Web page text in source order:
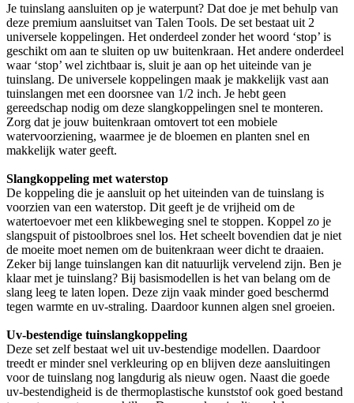
Je tuinslang aansluiten op je waterpunt? Dat doe je met behulp van
deze premium aansluitset van Talen Tools. De set bestaat uit 2
universele koppelingen. Het onderdeel zonder het woord ‘stop’ is
geschikt om aan te sluiten op uw buitenkraan. Het andere onderdeel
waar ‘stop’ wel zichtbaar is, sluit je aan op het uiteinde van je
tuinslang. De universele koppelingen maak je makkelijk vast aan
tuinslangen met een doorsnee van 1/2 inch. Je hebt geen
gereedschap nodig om deze slangkoppelingen snel te monteren.
Zorg dat je jouw buitenkraan omtovert tot een mobiele
watervoorziening, waarmee je de bloemen en planten snel en
makkelijk water geeft.
Slangkoppeling met waterstop
De koppeling die je aansluit op het uiteinden van de tuinslang is
voorzien van een waterstop. Dit geeft je de vrijheid om de
watertoevoer met een klikbeweging snel te stoppen. Koppel zo je
slangspuit of pistoolbroes snel los. Het scheelt bovendien dat je niet
de moeite moet nemen om de buitenkraan weer dicht te draaien.
Zeker bij lange tuinslangen kan dit natuurlijk vervelend zijn. Ben je
klaar met je tuinslang? Bij basismodellen is het van belang om de
slang leeg te laten lopen. Deze zijn vaak minder goed beschermd
tegen warmte en uv-straling. Daardoor kunnen algen snel groeien.
Uv-bestendige tuinslangkoppeling
Deze set zelf bestaat wel uit uv-bestendige modellen. Daardoor
treedt er minder snel verkleuring op en blijven deze aansluitingen
voor de tuinslang nog langdurig als nieuw ogen. Naast die goede
uv-bestendigheid is de thermoplastische kunststof ook goed bestand